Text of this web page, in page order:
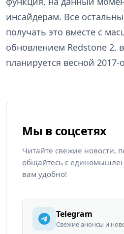
инсайдерам. Все
получать это вместе с
обновлением Redstone 2,
планируется весной 2017-
Мы в соцсетях
Читайте свежие новости,
общайтесь с
вам удобно!
Telegram
Свежие анонсы и